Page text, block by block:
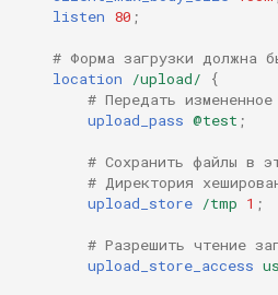
listen 80 ;
# Форма загрузки должна
location
/upload/
{
# Передать
upload_pass @test ;
# Сохранить файлы в
# Директория
upload_store /tmp 1 ;
# Разрешить чтение
upload_store_access